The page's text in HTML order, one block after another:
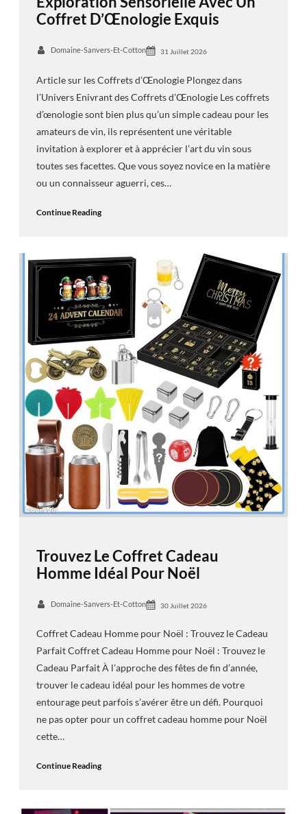
Coffret D’Œnologie Exquis
Domaine-Sanvers-Et-Cotton 31 Juillet 2026
Article sur les Coffrets d’Œnologie Plongez dans
l’Univers Enivrant des Coffrets d’Œnologie Les coffrets
d’œnologie sont bien plus qu’un simple cadeau pour les
amateurs de vin, ils représentent une véritable
invitation à explorer et à apprécier l’art du vin sous
toutes ses facettes. Que vous soyez novice en la matière
ou un connaisseur aguerri, ces…
Continue Reading
Trouvez Le Coffret Cadeau
Homme Idéal Pour Noël
Domaine-Sanvers-Et-Cotton 30 Juillet 2026
Coffret Cadeau Homme pour Noël : Trouvez le Cadeau
Parfait Coffret Cadeau Homme pour Noël : Trouvez le
Cadeau Parfait À l’approche des fêtes de fin d’année,
trouver le cadeau idéal pour les hommes de votre
entourage peut parfois s’avérer être un défi. Pourquoi
ne pas opter pour un coffret cadeau homme pour Noël
cette…
Continue Reading